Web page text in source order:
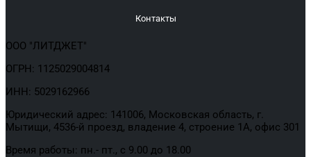
Контакты
ООО "ЛИТДЖЕТ"
ОГРН: 1125029004814
ИНН: 5029162966
Юридический адрес: 141006, Московская область, г.
Мытищи, 4536-й проезд, владение 4, строение 1А, офис 301
Время работы: пн.- пт., с 9.00 до 18.00